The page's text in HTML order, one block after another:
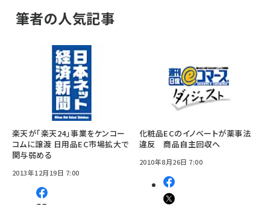
筆者の人気記事
楽天が「楽天24」事業をケンコー
コムに譲渡 日用品EC市場拡大で
関与弱める
2013年12月19日 7:00
化粧品ECのイノベートが薬事法
違反 商品自主回収へ
2010年8月26日 7:00